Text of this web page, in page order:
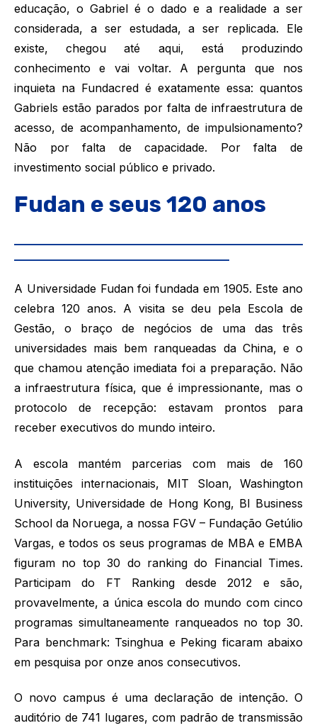
educação, o Gabriel é o dado e a realidade a ser
considerada, a ser estudada, a ser replicada. Ele
existe, chegou até aqui, está produzindo
conhecimento e vai voltar. A pergunta que nos
inquieta na Fundacred é exatamente essa: quantos
Gabriels estão parados por falta de infraestrutura de
acesso, de acompanhamento, de impulsionamento?
Não por falta de capacidade. Por falta de
investimento social público e privado.
Fudan e seus 120 anos
A Universidade Fudan foi fundada em 1905. Este ano
celebra 120 anos. A visita se deu pela Escola de
Gestão, o braço de negócios de uma das três
universidades mais bem ranqueadas da China, e o
que chamou atenção imediata foi a preparação. Não
a infraestrutura física, que é impressionante, mas o
protocolo de recepção: estavam prontos para
receber executivos do mundo inteiro.
A escola mantém parcerias com mais de 160
instituições internacionais, MIT Sloan, Washington
University, Universidade de Hong Kong, BI Business
School da Noruega, a nossa FGV – Fundação Getúlio
Vargas, e todos os seus programas de MBA e EMBA
figuram no top 30 do ranking do Financial Times.
Participam do FT Ranking desde 2012 e são,
provavelmente, a única escola do mundo com cinco
programas simultaneamente ranqueados no top 30.
Para benchmark: Tsinghua e Peking ficaram abaixo
em pesquisa por onze anos consecutivos.
O novo campus é uma declaração de intenção. O
auditório de 741 lugares, com padrão de transmissão